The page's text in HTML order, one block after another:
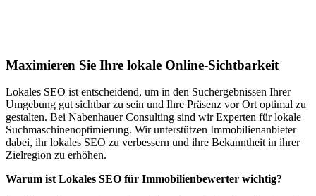
Maximieren Sie Ihre lokale Online-Sichtbarkeit
Lokales SEO ist entscheidend, um in den Suchergebnissen Ihrer
Umgebung gut sichtbar zu sein und Ihre Präsenz vor Ort optimal zu
gestalten. Bei Nabenhauer Consulting sind wir Experten für lokale
Suchmaschinenoptimierung. Wir unterstützen Immobilienanbieter
dabei, ihr lokales SEO zu verbessern und ihre Bekanntheit in ihrer
Zielregion zu erhöhen.
Warum ist Lokales SEO für Immobilienbewerter wichtig?